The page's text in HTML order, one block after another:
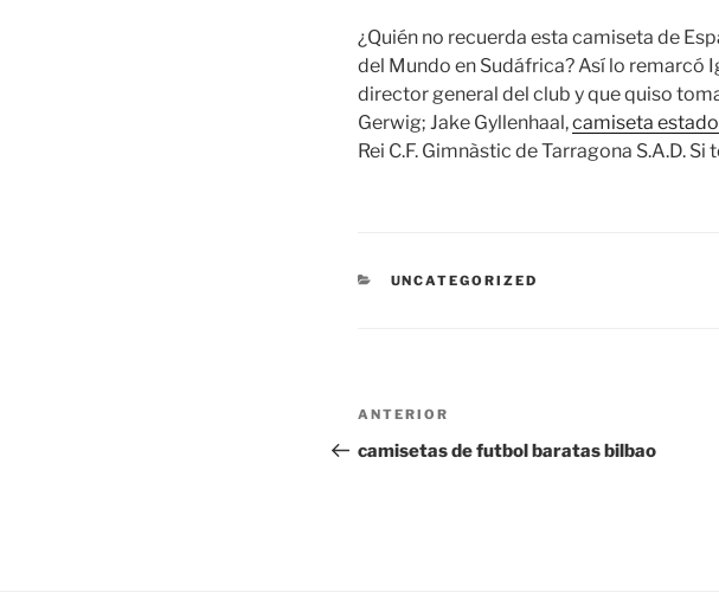
¿Quién no recuerda esta camiseta de
del Mundo en Sudáfrica? Así lo remarcó
director general del club y que quiso
Gerwig; Jake Gyllenhaal,camiseta
Rei C.F. Gimnàstic de Tarragona S.A.D.
CATEGORÍAS
UNCATEGORIZED
Navegación
de
Entrada
anterior:
ANTERIOR
camisetas de futbol baratas bilbao